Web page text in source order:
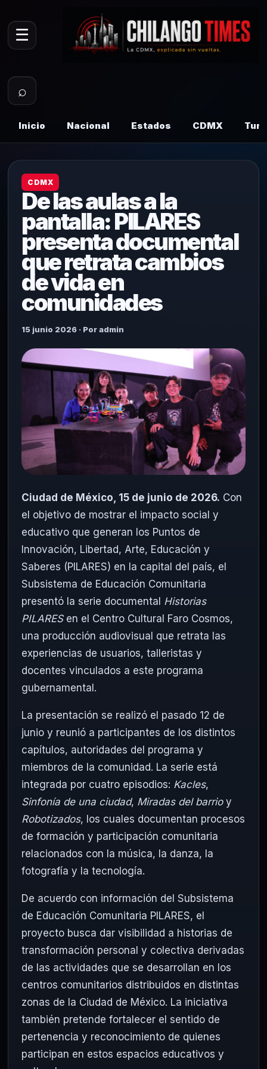
☰
⌕
Inicio Nacional Estados CDMX
CDMX
De las aulas a la
pantalla: PILARES
presenta documental
que retrata cambios
de vida en
comunidades
15 junio 2026 · Por admin
Ciudad de México, 15 de junio de 2026. Con
el objetivo de mostrar el impacto social y
educativo que generan los Puntos de
Innovación, Libertad, Arte, Educación y
Saberes (PILARES) en la capital del país, el
Subsistema de Educación Comunitaria
presentó la serie documental Historias
PILARESen el Centro Cultural Faro Cosmos,
una producción audiovisual que retrata las
experiencias de usuarios, talleristas y
docentes vinculados a este programa
gubernamental.
La presentación se realizó el pasado 12 de
junio y reunió a participantes de los distintos
capítulos, autoridades del programa y
miembros de la comunidad. La serie está
integrada por cuatro episodios: Kacles,
Sinfonía de una ciudad, Miradas del barrioy
Robotizados, los cuales documentan procesos
de formación y participación comunitaria
relacionados con la música, la danza, la
fotografía y la tecnología.
De acuerdo con información del Subsistema
de Educación Comunitaria PILARES, el
proyecto busca dar visibilidad a historias de
transformación personal y colectiva derivadas
de las actividades que se desarrollan en los
centros comunitarios distribuidos en distintas
zonas de la Ciudad de México. La iniciativa
también pretende fortalecer el sentido de
pertenencia y reconocimiento de quienes
participan en estos espacios educativos y